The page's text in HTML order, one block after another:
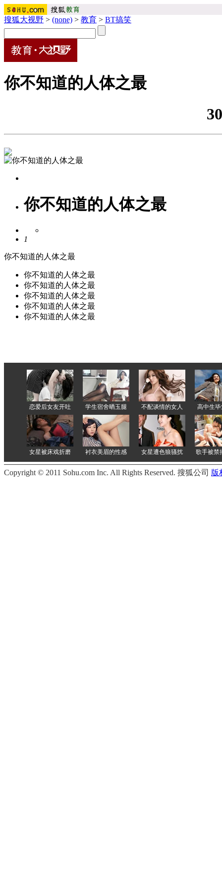
搜狐大视野 > (none) > 教育 > BT搞笑
你不知道的人体之最
你不知道的人体之最
1
你不知道的人体之最
你不知道的人体之最
你不知道的人体之最
你不知道的人体之最
你不知道的人体之最
你不知道的人体之最
Copyright © 2011 Sohu.com Inc. All Rights Reserved. 搜狐公司 版